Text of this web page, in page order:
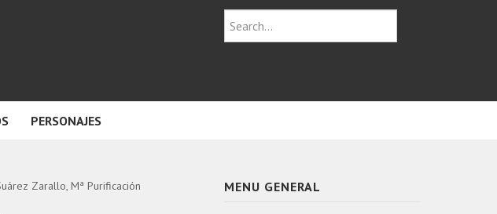
PERSONAJES
Zarallo, Mª Purificación MENU GENERAL